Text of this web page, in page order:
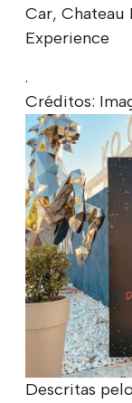
Car, Chateau
Experience
.
Créditos:
Descritas